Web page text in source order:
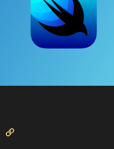
